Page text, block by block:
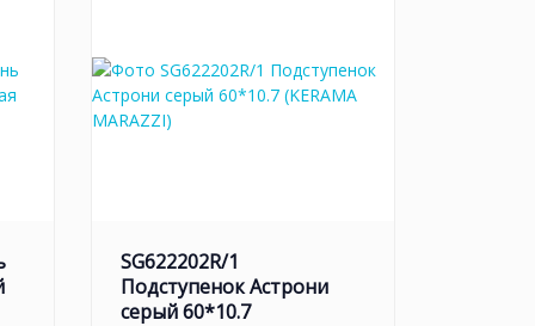
SG622202R/1
Подступенок Астрони
серый 60*10.7